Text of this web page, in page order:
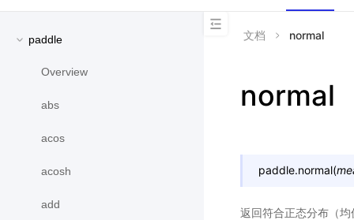
paddle
Overview
abs
acos
acosh
add
文档 normal
normal
paddle.normal(
返回符合正态分布（